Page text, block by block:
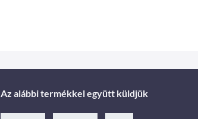
Az alábbi termékkel együtt küldjük